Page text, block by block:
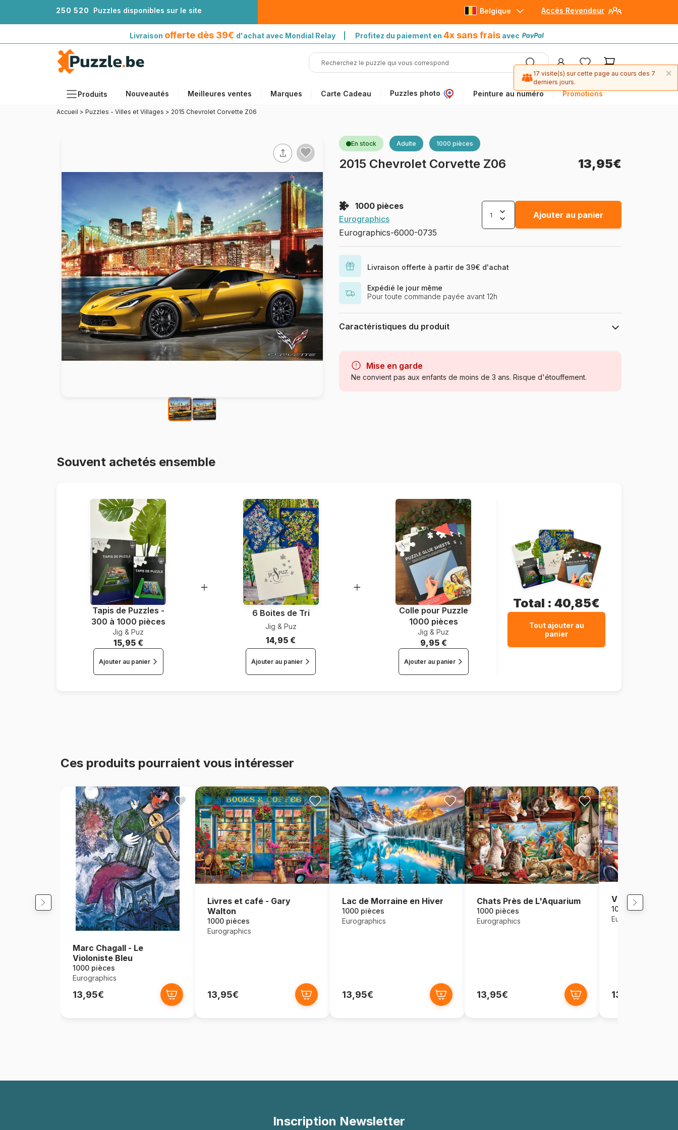
250 520 Puzzles disponibles sur le site Accès Revendeur
Belgique
Livraison offerte dès 39€ d'achat avec Mondial Relay | Profitez du paiement en 4x sans frais avec
Produits Nouveautés Meilleures ventes Marques Carte Cadeau Puzzles photo Peinture au numéro Promotions
Âges
Accessoires
Puzzles en bois
Peinture au numéro
Accueil > Puzzles - Villes et Villages > 2015 Chevrolet Corvette Z06
En stock Adulte 1000 pièces
2015 Chevrolet Corvette Z06 13,95€
1000 pièces
Eurographics
Eurographics-6000-0735
Ajouter au panier
Livraison offerte à partir de 39€ d'achat
Expédié le jour même
Pour toute commande payée avant 12h
Caractéristiques du produit
Catégorie
Age
Puzzle pour Adultes (500 à 48.000
Mise en garde
Ne convient pas aux enfants de moins de 3 ans. Risque d'étouffement.
Souvent achetés ensemble
Tapis de Puzzles -
300 à 1000 pièces
Jig & Puz
15,95 €
Ajouter au panier
6 Boites de Tri
Jig & Puz
14,95 €
Ajouter au panier
Colle pour Puzzle
1000 pièces
Jig & Puz
9,95 €
Ajouter au panier
Total : 40,85€
Tout ajouter au
panier
Ces produits pourraient vous intéresser
Marc Chagall - Le
Violoniste Bleu
1000 pièces
Eurographics
13,95€
Livres et café - Gary
Walton
1000 pièces
Eurographics
13,95€
Lac de Morraine en Hiver
1000 pièces
Eurographics
13,95€
Chats Près de L'Aquarium
1000 pièces
Eurographics
13,95€
Vue de Paris,
1000 pièces
Eurographics
13,95€
Inscription Newsletter
×
17 visite(s) sur cette page au cours des 7
derniers jours.